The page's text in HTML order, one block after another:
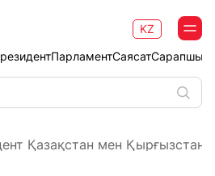
ПарламентСаясат
KZ
Қазақстан мен Қырғызстан